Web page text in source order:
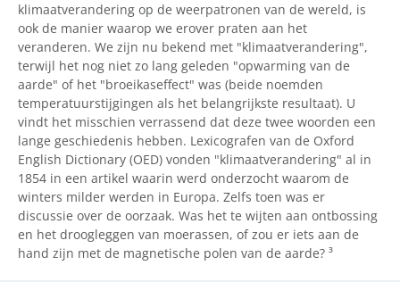
klimaatverandering op de weerpatronen van de wereld, is
ook de manier waarop we erover praten aan het
veranderen. We zijn nu bekend met "klimaatverandering",
terwijl het nog niet zo lang geleden "opwarming van de
aarde" of het "broeikaseffect" was (beide noemden
temperatuurstijgingen als het belangrijkste resultaat). U
vindt het misschien verrassend dat deze twee woorden een
lange geschiedenis hebben. Lexicografen van de Oxford
English Dictionary (OED) vonden "klimaatverandering" al in
1854 in een artikel waarin werd onderzocht waarom de
winters milder werden in Europa. Zelfs toen was er
discussie over de oorzaak. Was het te wijten aan ontbossing
en het droogleggen van moerassen, of zou er iets aan de
hand zijn met de magnetische polen van de aarde? ³